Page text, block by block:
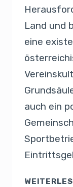
Land und
eine
auch ein